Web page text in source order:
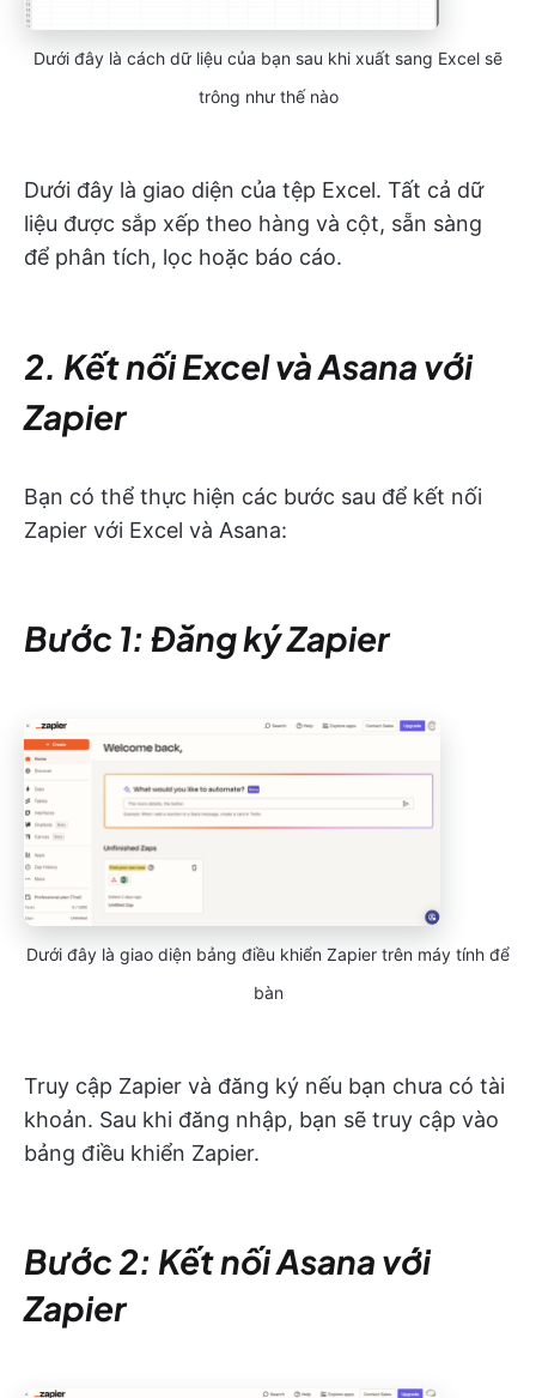
Dưới đây là cách dữ liệu của bạn sau khi xuất sang Excel sẽ
trông như thế nào
Dưới đây là giao diện của tệp Excel. Tất cả dữ
liệu được sắp xếp theo hàng và cột, sẵn sàng
để phân tích, lọc hoặc báo cáo.
2. Kết nối Excel và Asana với
Zapier
Bạn có thể thực hiện các bước sau để kết nối
Zapier với Excel và Asana:
Bước 1: Đăng ký Zapier
Dưới đây là giao diện bảng điều khiển Zapier trên máy tính để
bàn
Truy cập Zapier và đăng ký nếu bạn chưa có tài
khoản. Sau khi đăng nhập, bạn sẽ truy cập vào
bảng điều khiển Zapier.
Bước 2: Kết nối Asana với
Zapier